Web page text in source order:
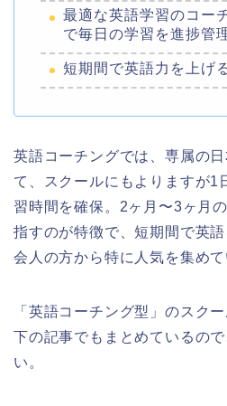
最適な英語学習のコー
で毎日の学習を進捗管
短期間で英語力を上げ
英語コーチングでは、専属の
て、スクールにもよりますが1
習時間を確保。2ヶ月〜3ヶ月
指すのが特徴で、短期間で英
会人の方から特に人気を集めて
「英語コーチング型」のスク
下の記事でもまとめているの
い。